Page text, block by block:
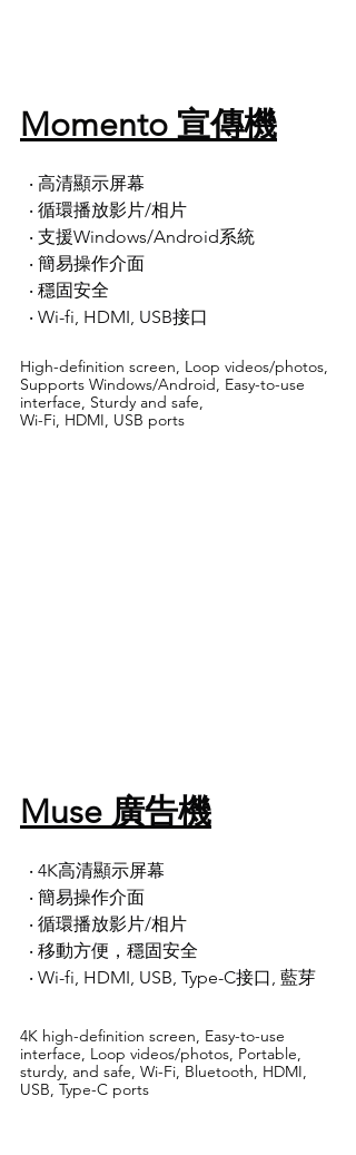
Momento 宣傳機
‧ 高清顯示屏幕
‧ 循環播放影片/相片
‧ 支援Windows/Android系統
‧ 簡易操作介面
‧ 穩固安全
‧ Wi-fi, HDMI, USB接口
High-definition screen, Loop videos/photos,
Supports Windows/Android, Easy-to-use
interface, Sturdy and safe,
Wi-Fi, HDMI, USB ports
Muse 廣告機
‧ 4K高清顯示屏幕
‧ 簡易操作介面
‧ 循環播放影片/相片
‧ 移動方便，穩固安全
‧ Wi-fi, HDMI, USB, Type-C接口, 藍芽
4K high-definition screen, Easy-to-use
interface, Loop videos/photos, Portable,
sturdy, and safe, Wi-Fi, Bluetooth, HDMI,
USB, Type-C ports